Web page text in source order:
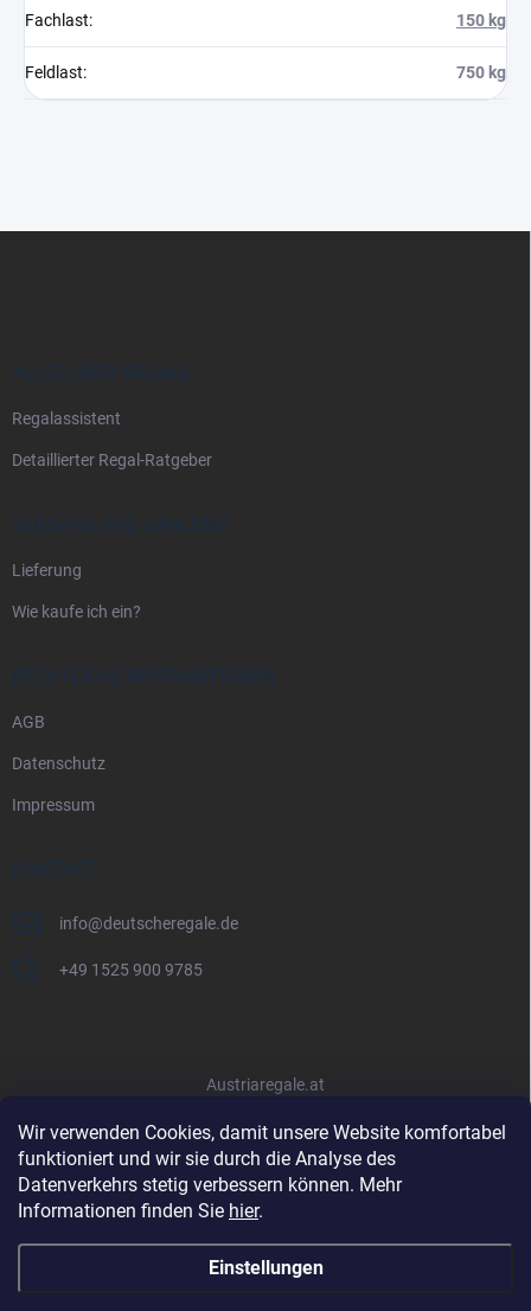
Wir verwenden Cookies, damit unsere Website komfortabel
funktioniert und wir sie durch die Analyse des
Datenverkehrs stetig verbessern können. Mehr
Informationen finden Sie hier.
Einstellungen
Fachlast: 150 kg
Feldlast: 750 kg
ALLES ÜBER REGALE
Regalassistent
Detaillierter Regal-Ratgeber
VERSAND UND ZAHLUNG
Lieferung
Wie kaufe ich ein?
RECHTLICHE INFORMATIONEN
AGB
Datenschutz
Impressum
KONTAKT
info@deutscheregale.de
+49 1525 900 9785
Austriaregale.at